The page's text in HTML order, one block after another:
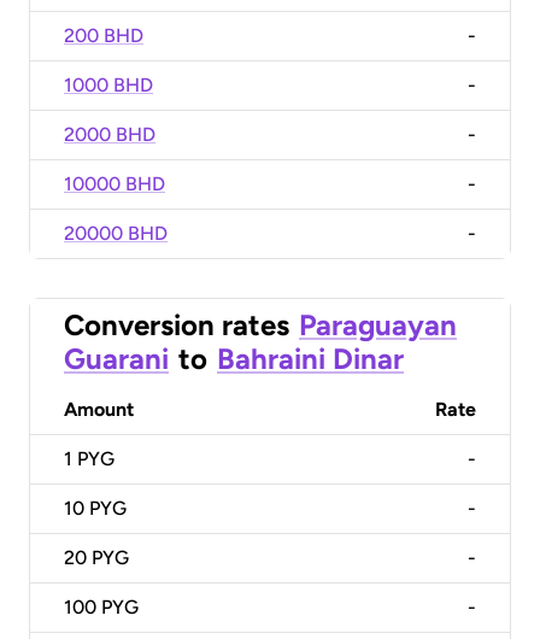
200 BHD -
1000 BHD -
2000 BHD -
10000 BHD -
20000 BHD -
Conversion rates Paraguayan
Guarani to Bahraini Dinar
Amount Rate
1 PYG -
10 PYG -
20 PYG -
100 PYG -